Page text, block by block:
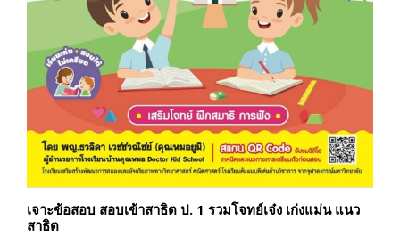
เจาะข้อสอบ สอบเข้าสาธิต ป. 1 รวมโจทย์เจ๋ง เก่งแม่น แนว
สาธิต